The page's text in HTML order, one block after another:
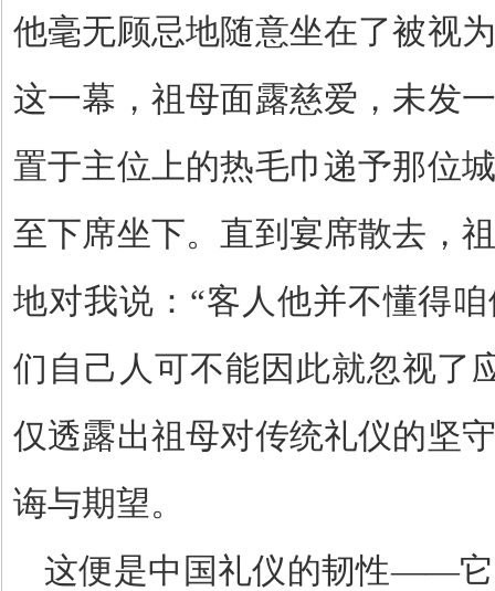
他毫无顾忌地随意坐在了被视
这一幕，祖母面露慈爱，未发
置于主位上的热毛巾递予那位
至下席坐下。直到宴席散去，
地对我说： “客人他并不懂得
们自己人可不能因此就忽视了
仅透露出祖母对传统礼仪的坚
诲与期望。
这便是中国礼仪的韧性——